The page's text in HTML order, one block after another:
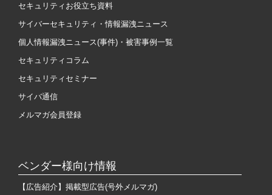
セキュリティお役立ち資料
サイバーセキュリティ・情報漏洩ニュース
個人情報漏洩ニュース(事件)・被害事例一覧
セキュリティコラム
セキュリティセミナー
サイバ通信
メルマガ会員登録
ベンダー様向け情報
【広告紹介】掲載型広告(号外メルマガ)